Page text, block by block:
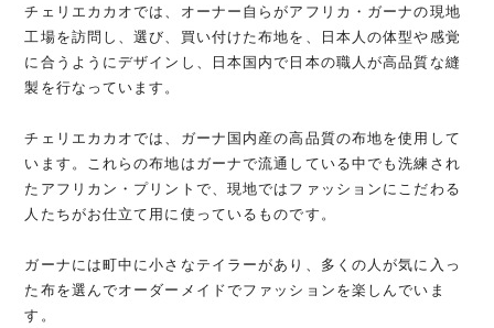
チェリエカカオでは、オーナー自らがアフリカ・ガーナの現地
工場を訪問し、選び、買い付けた布地を、日本人の体型や感覚
に合うようにデザインし、日本国内で日本の職人が高品質な縫
製を行なっています。
チェリエカカオでは、ガーナ国内産の高品質の布地を使用して
います。これらの布地はガーナで流通している中でも洗練され
たアフリカン・プリントで、現地ではファッションにこだわる
人たちがお仕立て用に使っているものです。
ガーナには町中に小さなテイラーがあり、多くの人が気に入っ
た布を選んでオーダーメイドでファッションを楽しんでいま
す。